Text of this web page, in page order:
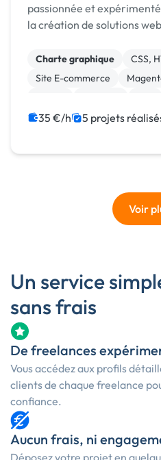
passionnée et
la création de solutions
de développement
secteurs te...
Charte graphique
CSS,
Site E-commerce
35 €/h 5 projets
Voir
Un service
sans frais
De freelances
Vous accédez aux profils
clients de chaque freelance
confiance.
Aucun frais, ni